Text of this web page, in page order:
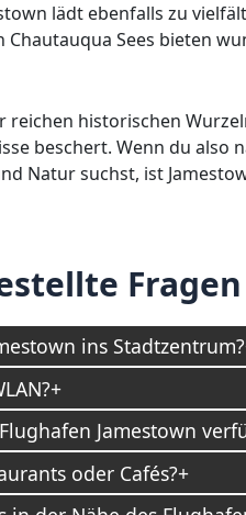
lädt ebenfalls zu
Sees bieten
historischen
beschert. Wenn du also
Natur suchst, ist
Fragen
ins Stadtzentrum?
Jamestown
oder Cafés?